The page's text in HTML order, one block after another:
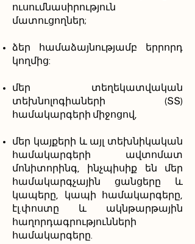
ուսումնասիրություն
մատուցողներ;
ձեր համաձայնությամբ երրորդ
կողմից:
մեր տեղեկատվական
տեխնոլոգիաների (ՏՏ)
համակարգերի միջոցով,
մեր կայքերի և այլ տեխնիկական
համակարգերի ավտոմատ
մոնիտորինգ, ինչպիսիք են մեր
համակարգչային ցանցերը և
կապերը, կապի համակարգերը,
էլ.փոստը և ակնթարթային
հաղորդագրությունների
համակարգերը.